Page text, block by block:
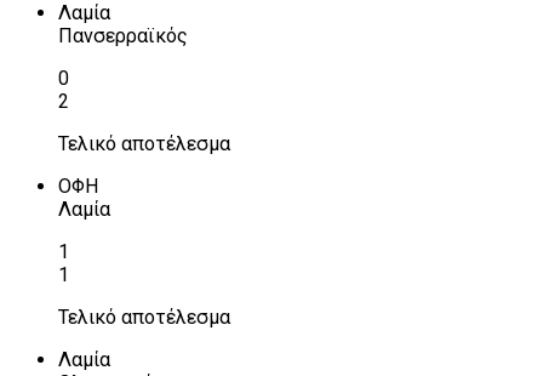
Λαμία
Πανσερραϊκός
0
2
Τελικό αποτέλεσμα
ΟΦΗ
Λαμία
1
1
Τελικό αποτέλεσμα
Λαμία